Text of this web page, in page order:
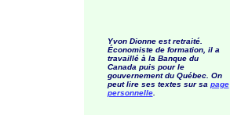
Yvon Dionne est retraité.
Économiste de formation, il a
travaillé à la Banque du
Canada puis pour le
gouvernement du Québec. On
peut lire ses textes sur sa page
personnelle.